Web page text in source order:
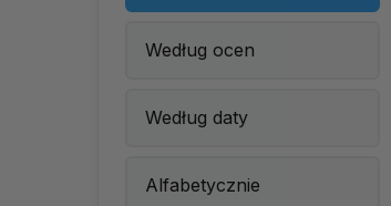
Według ocen
Według daty
Alfabetycznie